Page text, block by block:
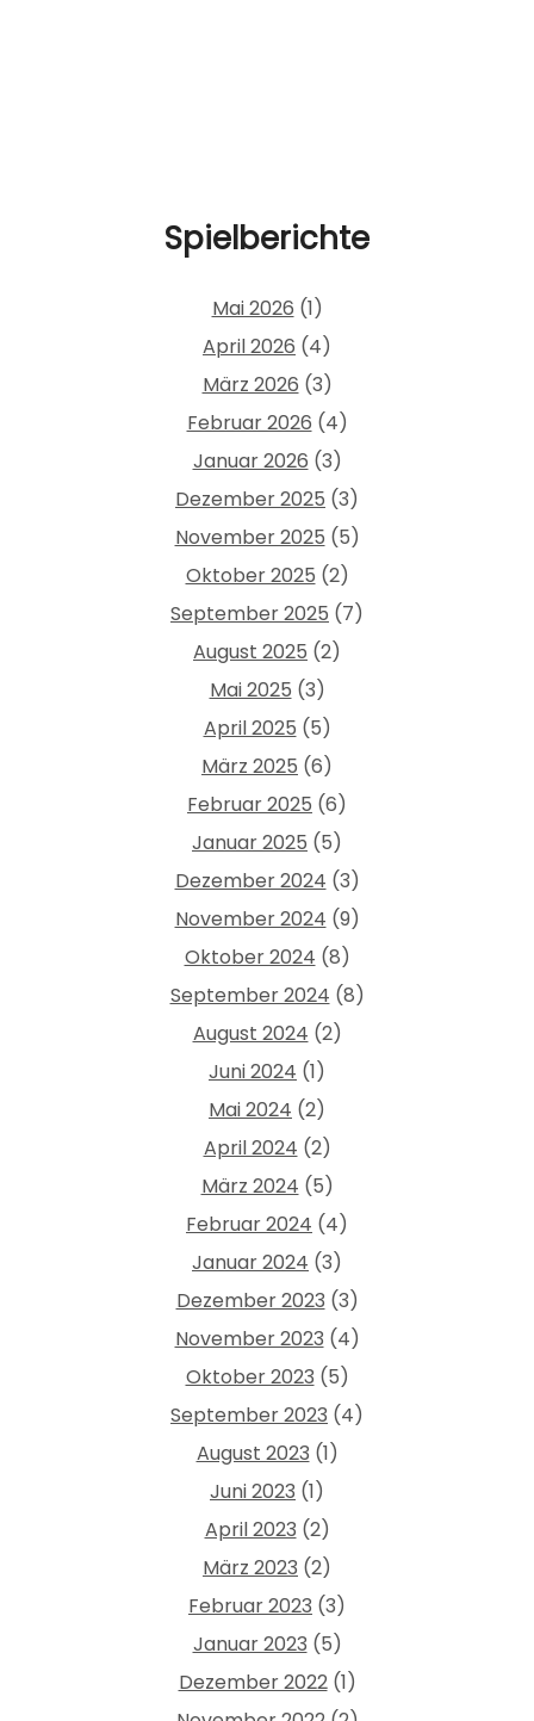
Spielberichte
Mai 2026 (1)
April 2026 (4)
März 2026 (3)
Februar 2026 (4)
Januar 2026 (3)
Dezember 2025 (3)
November 2025 (5)
Oktober 2025 (2)
September 2025 (7)
August 2025 (2)
Mai 2025 (3)
April 2025 (5)
März 2025 (6)
Februar 2025 (6)
Januar 2025 (5)
Dezember 2024 (3)
November 2024 (9)
Oktober 2024 (8)
September 2024 (8)
August 2024 (2)
Juni 2024 (1)
Mai 2024 (2)
April 2024 (2)
März 2024 (5)
Februar 2024 (4)
Januar 2024 (3)
Dezember 2023 (3)
November 2023 (4)
Oktober 2023 (5)
September 2023 (4)
August 2023 (1)
Juni 2023 (1)
April 2023 (2)
März 2023 (2)
Februar 2023 (3)
Januar 2023 (5)
Dezember 2022(1)